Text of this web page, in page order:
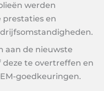
werden
en
aan de nieuwste
deze te overtreffen en
goedkeuringen.